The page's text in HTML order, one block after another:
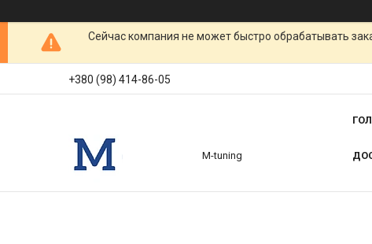
Сейчас компания не может быстро обрабатывать
+380 (98) 414-86-05
M-tuning